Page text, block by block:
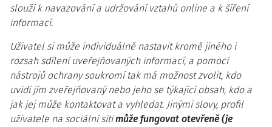
slouží k navazování a udržování vztahů online a k šíření
informací.
Uživatel si může individuálně nastavit kromě jiného i
rozsah sdílení uveřejňovaných informací, a pomocí
nástrojů ochrany soukromí tak má možnost zvolit, kdo
uvidí jím zveřejňovaný nebo jeho se týkající obsah, kdo a
jak jej může kontaktovat a vyhledat. Jinými slovy, profil
uživatele na sociální sítimůže fungovat otevřeně (je